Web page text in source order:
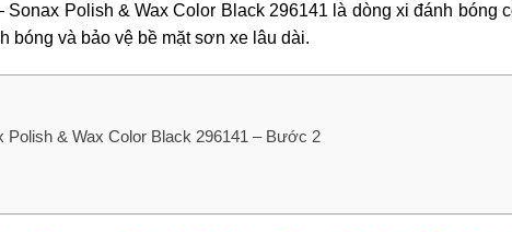
Polish & Wax Color Black 296141 là dòng xi đánh bóng
bóng và bảo vệ bề mặt sơn xe lâu dài.
Polish & Wax Color Black 296141 – Bước 2